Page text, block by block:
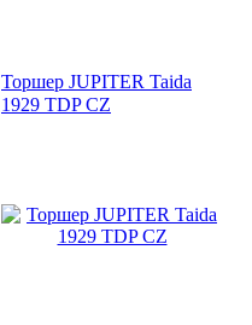
Торшер JUPITER Taida
1929 TDP CZ